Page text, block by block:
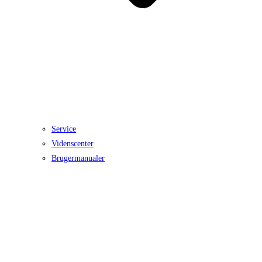
Service
Videnscenter
Brugermanualer